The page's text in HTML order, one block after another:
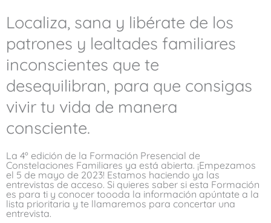
Localiza, sana y libérate de los
patrones y lealtades familiares
inconscientes que te
desequilibran, para que consigas
vivir tu vida de manera
consciente.
La 4º edición de la Formación Presencial de
Constelaciones Familiares ya está abierta. ¡Empezamos
el 5 de mayo de 2023! Estamos haciendo ya las
entrevistas de acceso. Si quieres saber si esta Formación
es para ti y conocer toooda la información apúntate a la
lista prioritaria y te llamaremos para concertar una
entrevista.